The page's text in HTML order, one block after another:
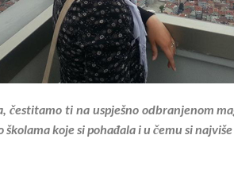
čestitamo ti na uspješno odbranjenom
školama koje si pohađala i u čemu si